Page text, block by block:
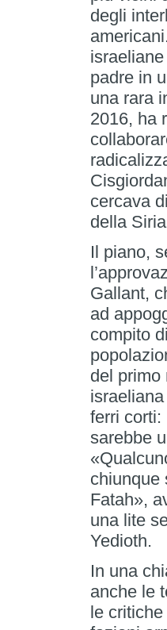
degli
padre in
una rara
2016, ha
cercava
della
Il piano,
Gallant,
ad
compito
del primo
ferri corti:
sarebbe
chiunque
Fatah»,
una lite
Yedioth.
In una
anche le
le